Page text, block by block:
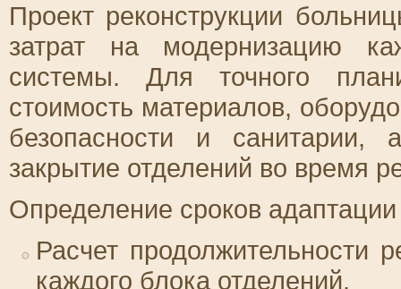
Проект реконструкции
затрат на модернизацию
системы. Для точного
стоимость материалов,
безопасности и
закрытие отделений во время
Определение сроков
Расчет продолжительности
каждого блока отделений.